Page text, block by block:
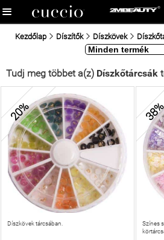
Kezdőlap Díszítők Díszkövek
Tudj meg többet a(z) Díszkőtárcsák
20%
Díszkövek tárcsában.
Színes